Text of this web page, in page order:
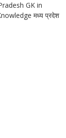
GK in
मध्य प्रदेश